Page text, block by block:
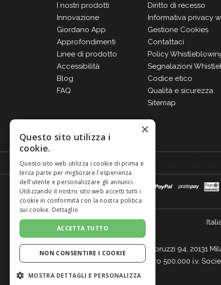
I nostri prodotti
Innovazione
Giordano App
Approfondimenti
Linee di prodotto
Accessibilità
Blog
FAQ
Diritto di recesso
Informativa privacy
Gestione Cookies
Contattaci
Policy
Segnalazioni
Codice etico
Qualità e sicurezza
Sitemap
Giordano Vini S.p.A. Viale Abruzzi 94, 20131
- Cap. Soc. Euro 500.000 i.v.
×
Questo sito utilizza i
cookie.
Questo sito web utilizza i cookie di prima e
terza parte per migliorare l'esperienza
dell'utente e personalizzare gli annunci.
Utilizzando il nostro sito web accetti tutti i
cookie in conformità con la nostra politica
sui cookie. Dettaglio
ACCETTA TUTTO
NON CONSENTIRE I COOKIE
MOSTRA DETTAGLI E PERSONALIZZA